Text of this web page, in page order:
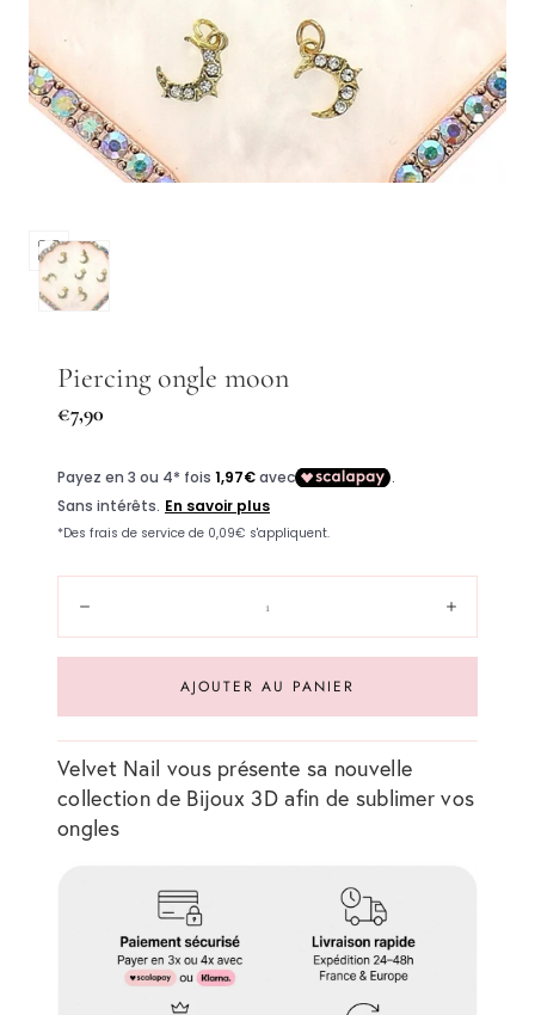
Ouvrir
les
médias
dans
une
fenêtre
Piercing ongle moon
Prix
€7,90
AJOUTER AU PANIER
Velvet Nail vous présente sa nouvelle
collection de Bijoux 3D afin de sublimer vos
ongles